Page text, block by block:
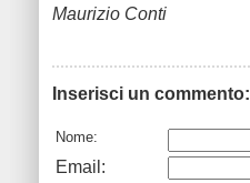
Maurizio Conti
Inserisci un commento:
Nome:
Email: